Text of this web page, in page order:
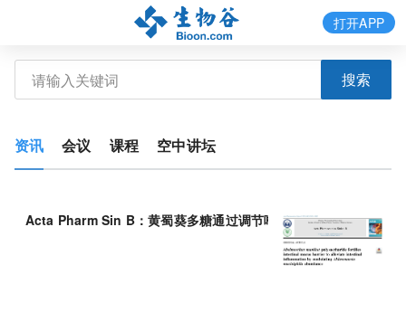
搜索
打开APP
资讯 会议 课程 空中讲坛
Acta Pharm Sin B：黄蜀葵多糖通过调节嗜粘蛋白阿克曼氏菌的